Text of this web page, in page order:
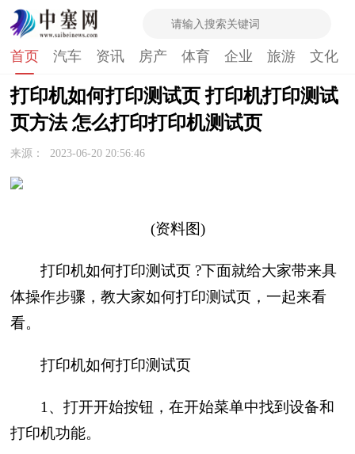
首页 汽车 资讯 房产 体育 企业 旅游 文化
打印机如何打印测试页 打印机打印测试
页方法 怎么打印打印机测试页
来源： 2023-06-20 20:56:46
(资料图)
打印机如何打印测试页 ?下面就给大家带来具
体操作步骤，教大家如何打印测试页，一起来看
看。
打印机如何打印测试页
1、打开开始按钮，在开始菜单中找到设备和
打印机功能。